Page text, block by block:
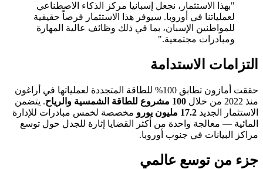
"بهذا الاستثمار، نجعل إسبانيا مركز الذكاء الاصطناعي
لعملياتنا في أوروبا. سيوفر هذا الاستثمار فرصاً حقيقية
للمواطنين الإسبان، بما في ذلك وظائف عالية المهارة
ومبادرات مجتمعية."
التزامات الاستدامة
حققت أمازون تطابق 100% للطاقة المتجددة لعملياتها في أراغون
منذ 2022 من خلال
100 مشروع للطاقة الشمسية والرياح
. يتضمن
الاستثمار الجديد17.2 مليون يورو
مخصصة لخمس مبادرات للإدارة
المائية — معالجة واحدة من أكثر القضايا إثارة للجدل حول توسع
مراكز البيانات في جنوب أوروبا.
جزء من توسع عالمي